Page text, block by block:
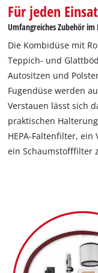
Für jeden
Umfangreiches Zubehör
Die Kombidüse mit
Teppich- und
Autositzen und
Fugendüse werden
Verstauen lässt sich
praktischen
HEPA-Faltenfilter,
ein Schaumstofffilter